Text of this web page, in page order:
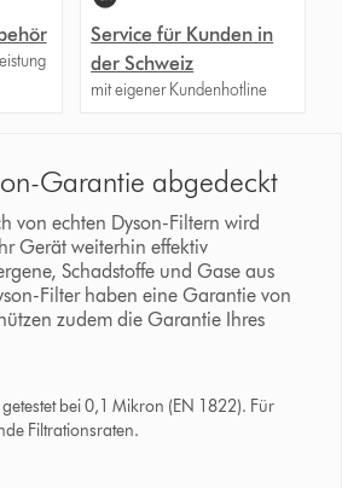
Service für Kunden in
der Schweiz
mit eigener Kundenhotline
Garantie abgedeckt
von echten Dyson-Filtern wird
Gerät weiterhin effektiv
Schadstoffe und Gase aus
Filter haben eine Garantie von
zudem die Garantie Ihres
bei 0,1 Mikron (EN 1822). Für
Filtrationsraten.